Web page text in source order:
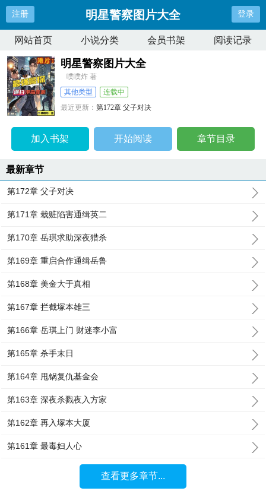
注册 明星警察图片大全 登录
网站首页 小说分类 会员书架 阅读记录
明星警察图片大全
噗噗炸 著
其他类型
连载中
最近更新：第172章 父子对决
加入书架 开始阅读 章节目录
最新章节
第172章 父子对决
第171章 栽赃陷害通缉英二
第170章 岳琪求助深夜猎杀
第169章 重启合作通缉岳鲁
第168章 美金大于真相
第167章 拦截塚本雄三
第166章 岳琪上门 财迷李小富
第165章 杀手末日
第164章 甩锅复仇基金会
第163章 深夜杀戮夜入方家
第162章 再入塚本大厦
第161章 最毒妇人心
查看更多章节...